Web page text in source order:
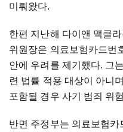
미뤄왔다.
한편 지난해 다이앤 맥클
위원장은 의료보험카드번
안에 우려를 제기했다. 그
련 법률 적용 대상이 아니
포함될 경우 사기 범죄 위
반면 주정부는 의료보험